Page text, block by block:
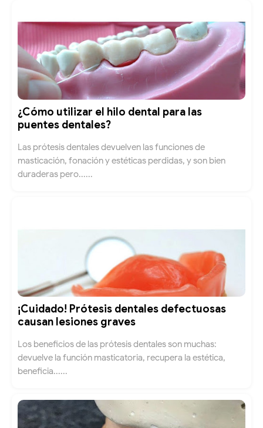
¿Cómo utilizar el hilo dental para las
puentes dentales?
Las prótesis dentales devuelven las funciones de
masticación, fonación y estéticas perdidas, y son bien
duraderas pero......
¡Cuidado! Prótesis dentales defectuosas
causan lesiones graves
Los beneficios de las prótesis dentales son muchas:
devuelve la función masticatoria, recupera la estética,
beneficia......